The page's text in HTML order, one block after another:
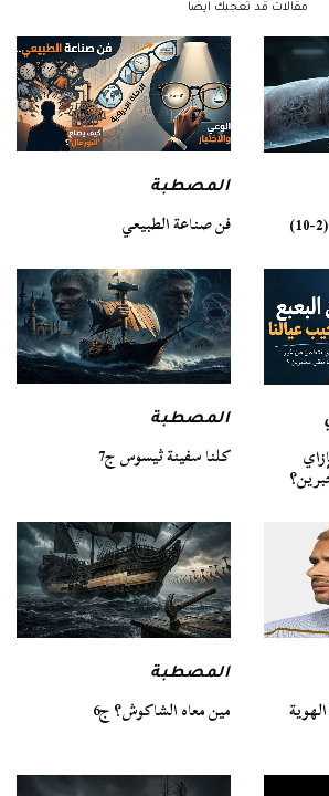
مقالات قد تعجبك ايضا
المصطبة
فن صناعة الطبيعي
المصطبة
كلنا سفينة ثيسوس ج7
المصطبة
مين معاه الشاكوش؟ ج6